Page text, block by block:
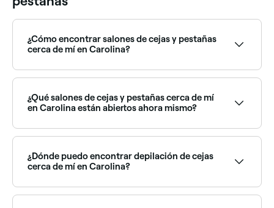
¿Cómo encontrar salones de cejas y pestañas
cerca de mí en Carolina?
Ingresa tu barrio o permite el acceso a tu ubicación
para ver un mapa de salones cercanos, con reseñas,
¿Qué salones de cejas y pestañas cerca de mí
en Carolina están abiertos ahora mismo?
mismo. Filtra por la fecha y hora de hoy para ver la
disponibilidad en tiempo real y reservar al instante.
¿Dónde puedo encontrar depilación de cejas
cerca de mí en Carolina?